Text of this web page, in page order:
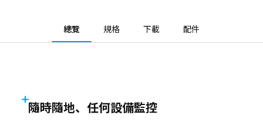
總覽 規格 下載 配件
隨時隨地、任何設備監控